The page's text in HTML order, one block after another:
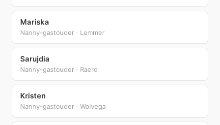
Mariska
Nanny-gastouder · Lemmer
Sarujdia
Nanny-gastouder · Raerd
Kristen
Nanny-gastouder · Wolvega